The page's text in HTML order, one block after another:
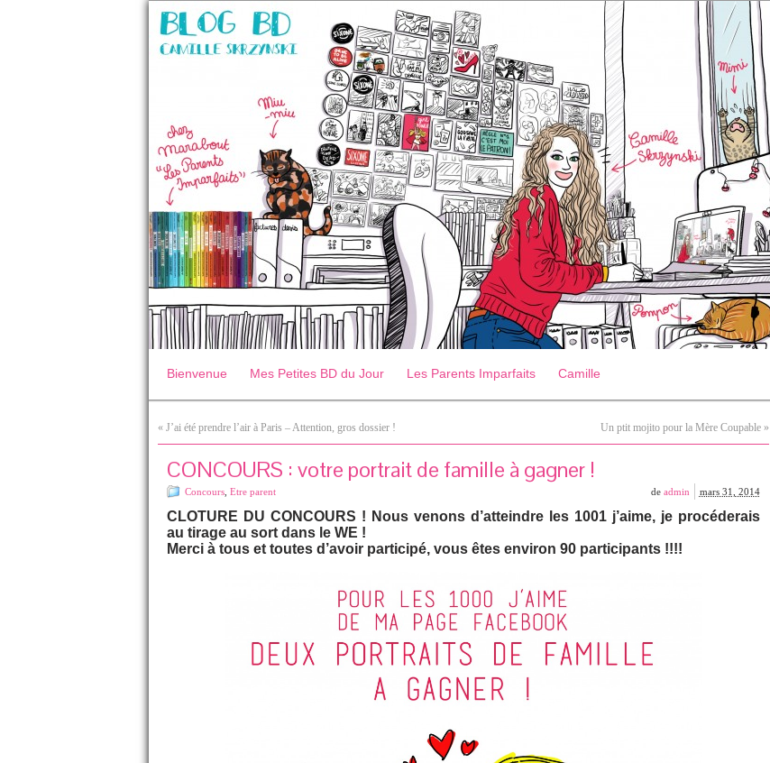
Bienvenue Mes Petites BD du Jour Les Parents Imparfaits Camille
« J’ai été prendre l’air à Paris – Attention, gros dossier ! Un ptit mojito pour la Mère Coupable»
CONCOURS : votre portrait de famille à gagner !
Concours, Etre parent mars 31, 2014
de admin
CLOTURE DU CONCOURS ! Nous venons d’atteindre les 1001 j’aime, je procéderais
au tirage au sort dans le WE !
Merci à tous et toutes d’avoir participé, vous êtes environ 90 participants !!!!